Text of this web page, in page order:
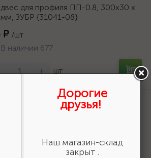
для профиля ПП-0.8, 300x30 х
ЗУБР {31041-08}
₽ /шт
В наличии 677
+ шт
310126-35-050
Дорогие
друзья!
Наш магазин-склад
закрыт .